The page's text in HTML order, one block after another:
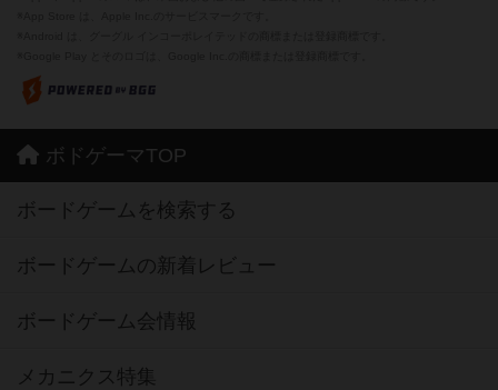
ボドゲーマTOP
ボードゲームを検索する
ボードゲームの新着レビュー
ボードゲーム会情報
メカニクス特集